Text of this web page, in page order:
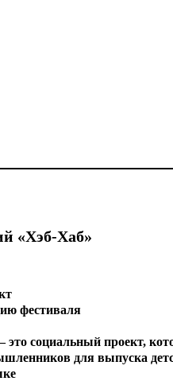
«Хэб-Хаб»
фестиваля
социальный проект,
для выпуска